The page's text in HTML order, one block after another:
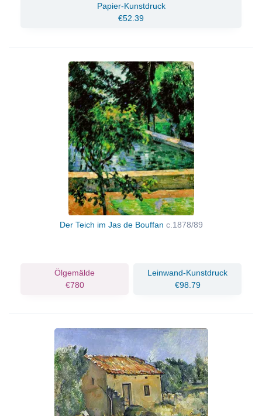
Papier-Kunstdruck
€52.39
Der Teich im Jas de Bouffan c.1878/89
Ölgemälde
€780
Leinwand-Kunstdruck
€98.79